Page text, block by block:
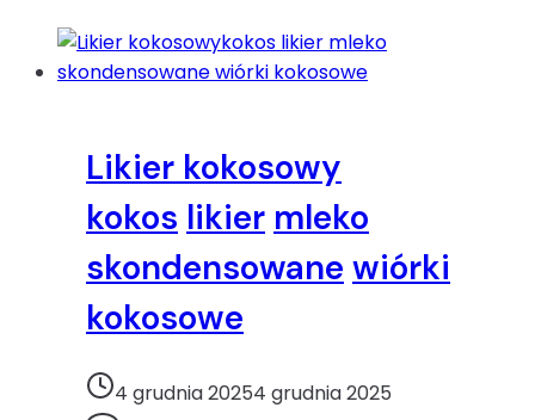
papryka
ryba
Likier kokosowy
kokos likier mleko
skondensowane wiórki
kokosowe
4 grudnia 20254 grudnia 2025